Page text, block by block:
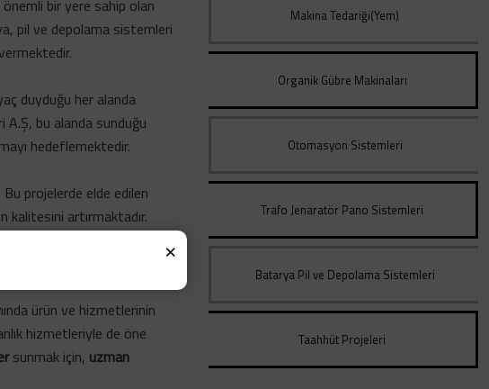
bir yere sahip olan
pil ve depolama sistemleri
duyduğu her alanda
A.Ş, bu alanda sunduğu
hedeflemektedir.
projelerde elde edilen
artırmaktadır.
amaçlamaktadır.
ürün ve hizmetlerinin
hizmetleriyle de öne
sunmak için, uzman
Makina Tedariği(Yem)
Organik Gübre Makinaları
Otomasyon Sistemleri
Trafo Jenaratör Pano Sistemleri
Batarya Pil ve Depolama Sistemleri
Taahhüt Projeleri
×